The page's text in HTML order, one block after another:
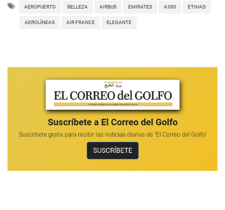
AEROPUERTO BELLEZA AIRBUS EMIRATES A380 ETIHAD
AEROLÍNEAS AIR FRANCE ELEGANTE